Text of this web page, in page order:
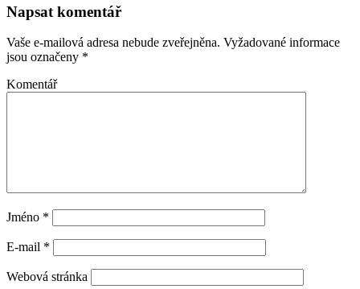
Napsat komentář
Vaše e-mailová adresa nebude zveřejněna. Vyžadované informace
jsou označeny *
Komentář
Jméno *
E-mail *
Webová stránka